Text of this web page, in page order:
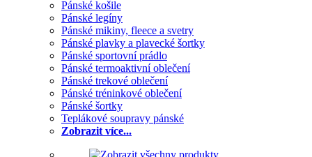
Pánské košile
Pánské legíny
Pánské mikiny, fleece a svetry
Pánské plavky a plavecké šortky
Pánské sportovní prádlo
Pánské termoaktivní oblečení
Pánské trekové oblečení
Pánské tréninkové oblečení
Pánské šortky
Teplákové soupravy pánské
Zobrazit více...